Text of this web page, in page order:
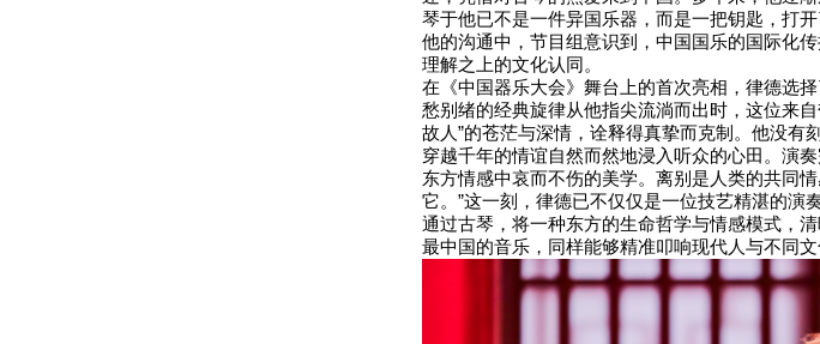
琴于他已不是一件异国乐器，而是一把钥匙，打
他的沟通中，节目组意识到，中国国乐的国际化
理解之上的文化认同。
在《中国器乐大会》舞台上的首次亮相，律德选
愁别绪的经典旋律从他指尖流淌而出时，这位来
故人”的苍茫与深情，诠释得真挚而克制。他没有
穿越千年的情谊自然而然地浸入听众的心田。演
东方情感中哀而不伤的美学。离别是人类的共同
它。”这一刻，律德已不仅仅是一位技艺精湛的演
通过古琴，将一种东方的生命哲学与情感模式，
最中国的音乐，同样能够精准叩响现代人与不同文